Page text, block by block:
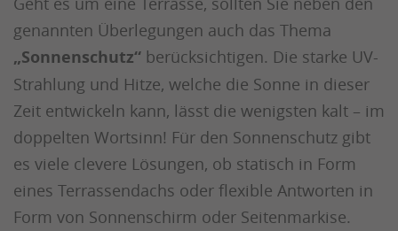
genannten Überlegungen auch das Thema
„Sonnenschutz“ berücksichtigen. Die starke UV-
Strahlung und Hitze, welche die Sonne in dieser
Zeit entwickeln kann, lässt die wenigsten kalt – im
doppelten Wortsinn! Für den Sonnenschutz gibt
es viele clevere Lösungen, ob statisch in Form
eines Terrassendachs oder flexible Antworten in
Form von Sonnenschirm oder Seitenmarkise.